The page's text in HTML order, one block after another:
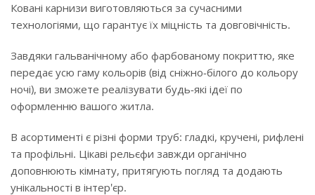
Ковані карнизи виготовляються за сучасними
технологіями, що гарантує їх міцність та довговічність.
Завдяки гальванічному або фарбованому покриттю, яке
передає усю гаму кольорів (від сніжно-білого до кольору
ночі), ви зможете реалізувати будь-які ідеї по
оформленню вашого житла.
В асортименті є різні форми труб: гладкі, кручені, рифлені
та профільні. Цікаві рельєфи завжди органічно
доповнюють кімнату, притягують погляд та додають
унікальності в інтер'єр.